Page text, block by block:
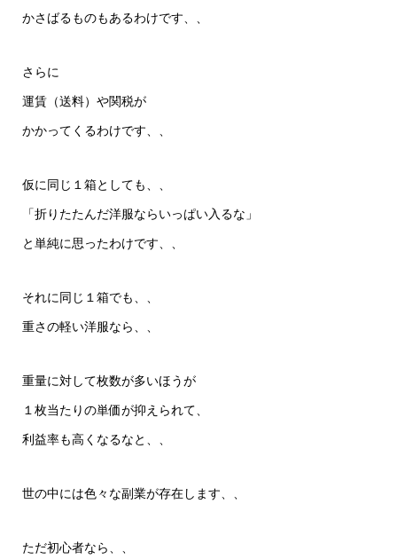
かさばるものもあるわけです、、
さらに
運賃（送料）や関税が
かかってくるわけです、、
仮に同じ１箱としても、、
「折りたたんだ洋服ならいっぱい入るな」
と単純に思ったわけです、、
それに同じ１箱でも、、
重さの軽い洋服なら、、
重量に対して枚数が多いほうが
１枚当たりの単価が抑えられて、
利益率も高くなるなと、、
世の中には色々な副業が存在します、、
ただ初心者なら、、